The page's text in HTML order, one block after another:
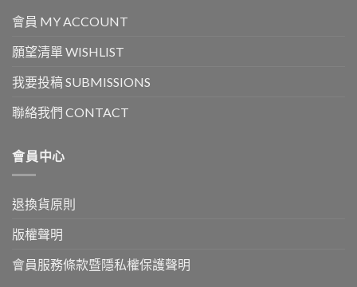
會員 MY ACCOUNT
願望清單 WISHLIST
我要投稿 SUBMISSIONS
聯絡我們 CONTACT
會員中心
退換貨原則
版權聲明
會員服務條款暨隱私權保護聲明